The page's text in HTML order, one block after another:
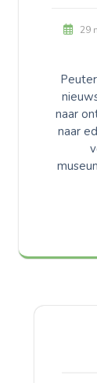
29
naar
naar